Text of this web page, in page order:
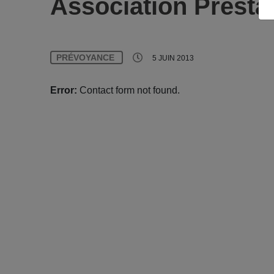
Association
PRÉVOYANCE 5 JUIN 2013
Error: Contact form not found.